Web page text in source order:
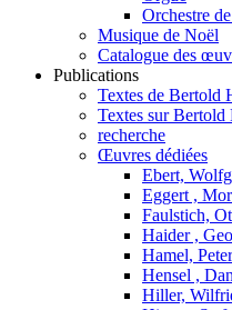
Orchestre
Musique de Noël
Catalogue des
Publications
Textes de Bertold
Textes sur Bertold
recherche
Œuvres dédiées
Ebert,
Eggert ,
Faulstich,
Haider ,
Hamel,
Hensel ,
Hiller,